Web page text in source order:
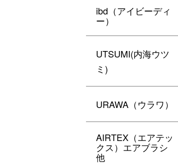
ibd（アイビーディ
ー）
UTSUMI(内海ウツ
ミ)
URAWA（ウラワ）
AIRTEX（エアテッ
クス）エアブラシ
他